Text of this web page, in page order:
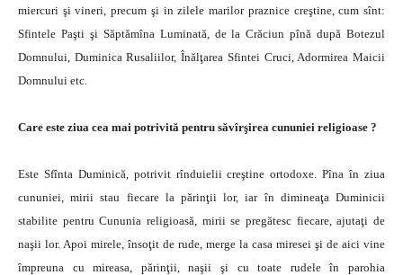
miercuri şi vineri, precum şi in zilele marilor praznice creştine, cum sînt:
Sfintele Paşti şi Săptămîna Luminată, de la Crăciun pînă după Botezul
Domnului, Duminica Rusaliilor, Înălţarea Sfintei Cruci, Adormirea Maicii
Domnului etc.
Care este ziua cea mai potrivită pentru săvîrşirea cununiei religioase ?
Este Sfînta Duminică, potrivit rînduielii creştine ortodoxe. Pîna în ziua
cununiei, mirii stau fiecare la părinţii lor, iar în dimineaţa Duminicii
stabilite pentru Cununia religioasă, mirii se pregătesc fiecare, ajutaţi de
naşii lor. Apoi mirele, însoţit de rude, merge la casa miresei şi de aici vine
împreuna cu mireasa, părinţii, naşii şi cu toate rudele în parohia